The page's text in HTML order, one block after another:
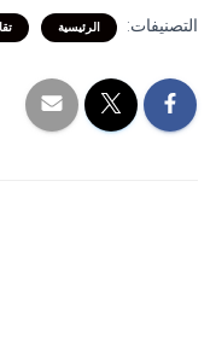
التصنيفات: الرئيسية